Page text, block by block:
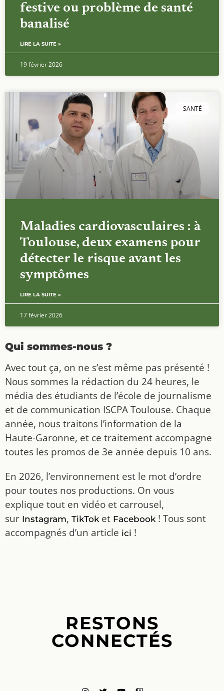
festive ou problème de santé
banalisé
LIRE LA SUITE »
19 février 2026
SANTÉ
Maladies cardiovasculaires : à
Toulouse, deux examens pour
détecter le risque avant les
symptômes
LIRE LA SUITE »
17 février 2026
Qui sommes-nous ?
Avec tout ça, on ne s’est même pas présenté !
Nous sommes la rédaction du 24 heures, le
média des étudiants de l’école de journalisme
et de communication ISCPA Toulouse. Chaque
année, nous traitons l’information de la
Haute-Garonne, et ce traitement accompagne
toutes les promos de 3e année depuis 10 ans.
En 2026, l’environnement est le mot d’ordre
pour toutes nos productions. On vous
explique tout en vidéo et carrousel,
sur Instagram, TikToket Facebook! Tous sont
accompagnés d’un article ici !
RESTONS
CONNECTÉS